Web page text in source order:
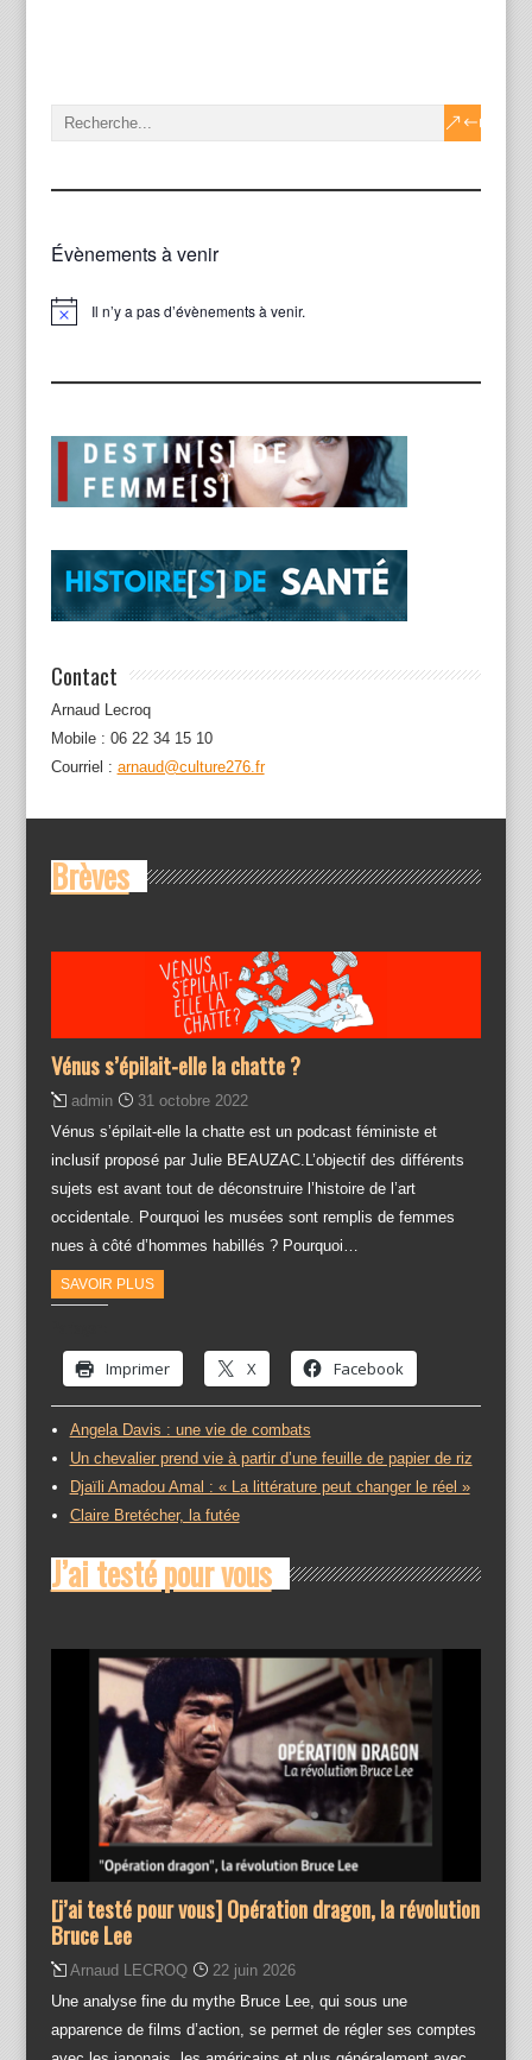
Évènements à venir
Notice Il n’y a pas d’évènements à venir.
Contact
Arnaud Lecroq
Mobile : 06 22 34 15 10
Courriel : arnaud@culture276.fr
Brèves
Vénus s’épilait-elle la chatte ?
admin
31 octobre 2022
Vénus s’épilait-elle la chatte est un podcast féministe et
inclusif proposé par Julie BEAUZAC.L’objectif des différents
sujets est avant tout de déconstruire l’histoire de l’art
occidentale. Pourquoi les musées sont remplis de femmes
nues à côté d’hommes habillés ? Pourquoi…
SAVOIR PLUS
Imprimer X Facebook
Angela Davis : une vie de combats
Un chevalier prend vie à partir d’une feuille de papier de riz
Djaïli Amadou Amal : « La littérature peut changer le réel »
Claire Bretécher, la futée
J’ai testé pour vous
[j’ai testé pour vous] Opération dragon, la révolution
Bruce Lee
Arnaud LECROQ
22 juin 2026
Une analyse fine du mythe Bruce Lee, qui sous une
apparence de films d’action, se permet de régler ses comptes